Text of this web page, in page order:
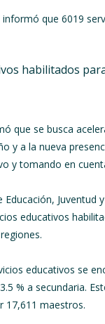
que 6019
habilitados
que se busca
y a la nueva
y tomando en
Juventud
educativos
educativos se
% a secundaria.
17,611 maestros.